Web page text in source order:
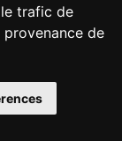
trafic de
de